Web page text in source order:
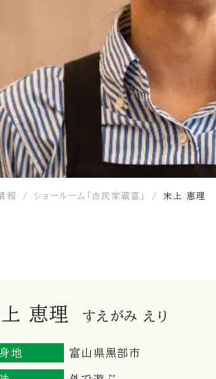
報 ショールーム「古民家蔵喜」 末上 恵理
恵理 すえがみ えり
地 富山県黒部市